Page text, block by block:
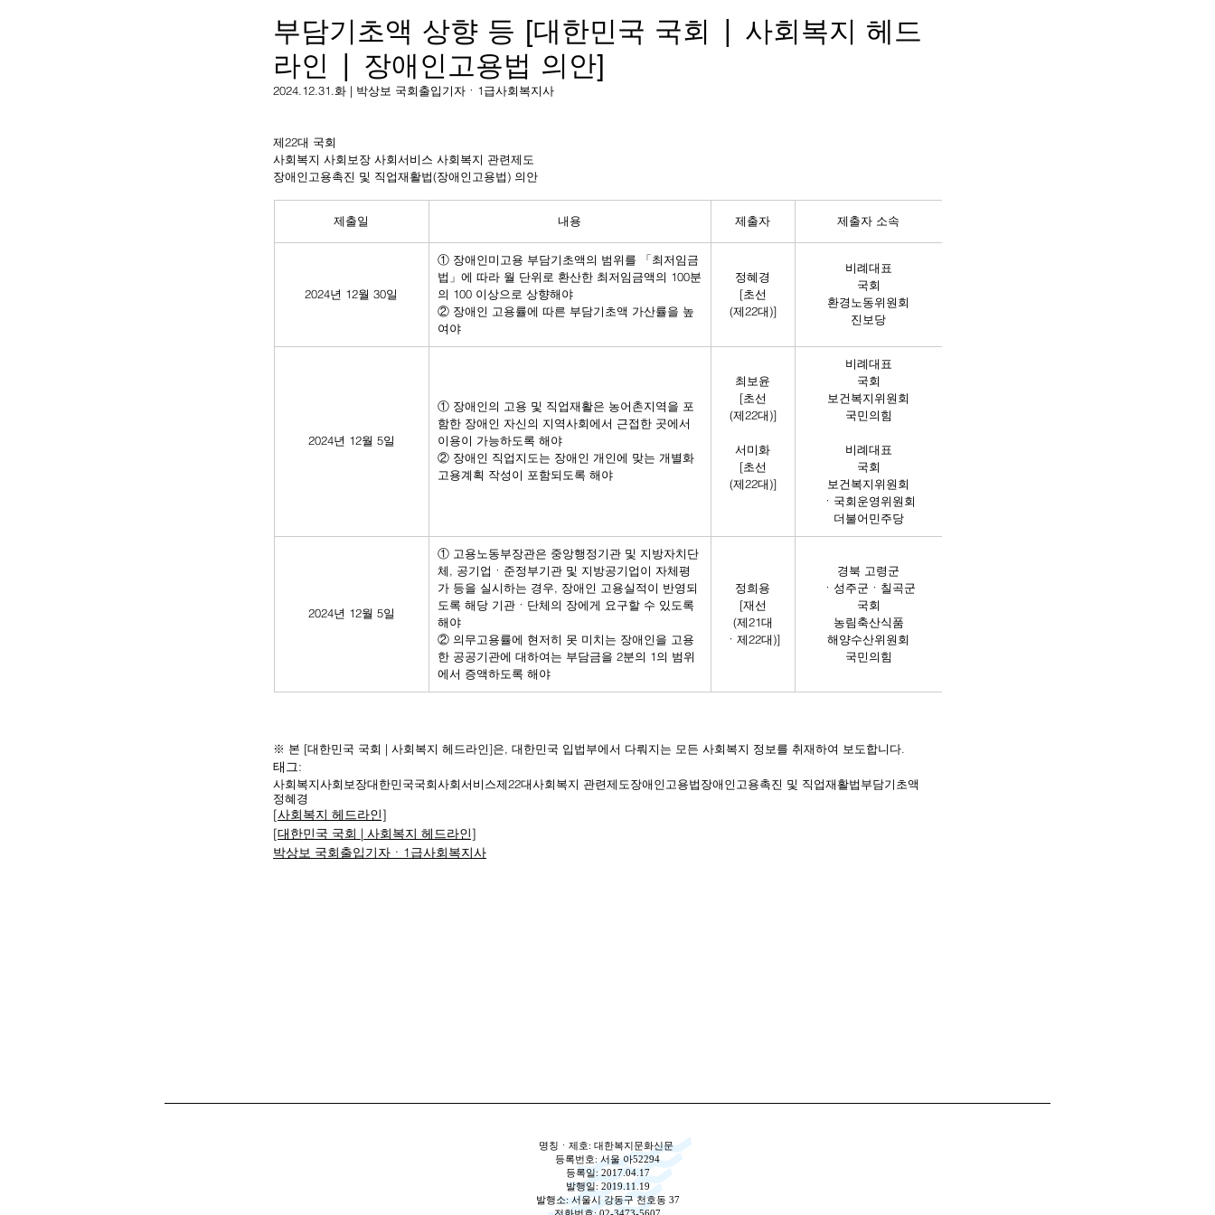
부담기초액 상향 등 [대한민국 국회 | 사회복지 헤드
라인 | 장애인고용법 의안]
2024.12.31.화 | 박상보 국회출입기자ㆍ1급사회복지사
제22대 국회
사회복지 사회보장 사회서비스 사회복지 관련제도
장애인고용촉진 및 직업재활법(장애인고용법) 의안
제출일 내용 제출자 제출자 소속
2024년 12월 30일
① 장애인미고용 부담기초액의 범위를 「최저임금
법」에 따라 월 단위로 환산한 최저임금액의 100분
의 100 이상으로 상향해야
② 장애인 고용률에 따른 부담기초액 가산률을 높
여야
정혜경
[초선
(제22대)]
비례대표
국회
환경노동위원회
진보당
2024년 12월 5일
① 장애인의 고용 및 직업재활은 농어촌지역을 포
함한 장애인 자신의 지역사회에서 근접한 곳에서
이용이 가능하도록 해야
② 장애인 직업지도는 장애인 개인에 맞는 개별화
고용계획 작성이 포함되도록 해야
최보윤
[초선
(제22대)]
서미화
[초선
(제22대)]
비례대표
국회
보건복지위원회
국민의힘
비례대표
국회
보건복지위원회
ㆍ국회운영위원회
더불어민주당
2024년 12월 5일
① 고용노동부장관은 중앙행정기관 및 지방자치단
체, 공기업ㆍ준정부기관 및 지방공기업이 자체평
가 등을 실시하는 경우, 장애인 고용실적이 반영되
도록 해당 기관ㆍ단체의 장에게 요구할 수 있도록
해야
② 의무고용률에 현저히 못 미치는 장애인을 고용
한 공공기관에 대하여는 부담금을 2분의 1의 범위
에서 증액하도록 해야
정희용
[재선
(제21대
ㆍ제22대)]
경북 고령군
ㆍ성주군ㆍ칠곡군
국회
농림축산식품
해양수산위원회
국민의힘
※ 본 [대한민국 국회 | 사회복지 헤드라인]은, 대한민국 입법부에서 다뤄지는 모든 사회복지 정보를 취재하여 보도합니다.
태그:
사회복지사회보장대한민국국회사회서비스제22대사회복지 관련제도장애인고용법장애인고용촉진 및 직업재활법부담기초액
정혜경
[사회복지 헤드라인]
[대한민국 국회 | 사회복지 헤드라인]
박상보 국회출입기자ㆍ1급사회복지사
명칭ㆍ제호: 대한복지문화신문
등록번호: 서울 아52294
등록일: 2017.04.17
발행일: 2019.11.19
발행소: 서울시 강동구 천호동 37